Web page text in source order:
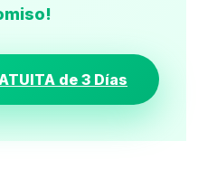
de 3 Días